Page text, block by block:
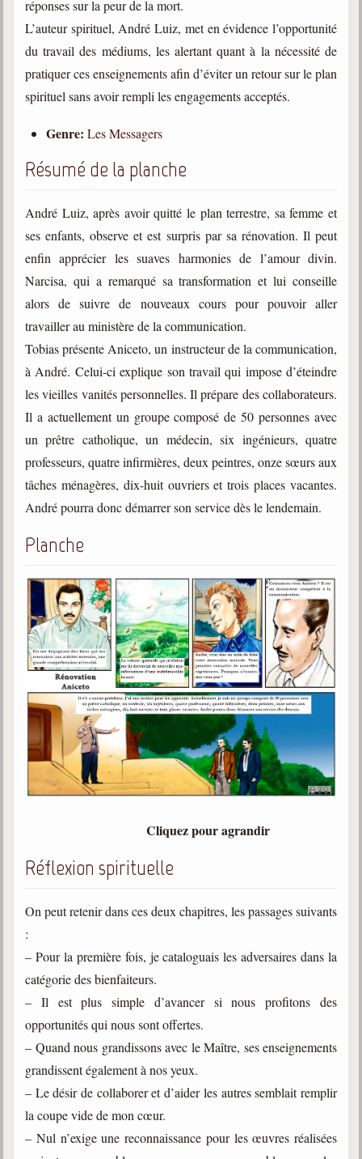
trimestrielles
Sujets du mois
Citations
Maximes
Enregistrements
Enseignement
Cours dispensés au Centre
L'Agora
Posez-nous des questions
Consultez les réponses
Galerie
Photos et vidéoscope
Galerie photos
Vidéoscope
Filmothèque
Les Illustrés
Vidéos courtes de Divaldo
Liens spirites
Centres spirites
Belgique, Lux. et Canada
Fédérations spirites
Médias spirites
réponses sur la peur de la mort.
L’auteur spirituel, André Luiz, met en évidence l’opportunité
du travail des médiums, les alertant quant à la nécessité de
pratiquer ces enseignements afin d’éviter un retour sur le plan
spirituel sans avoir rempli les engagements acceptés.
Genre: Les Messagers
Résumé de la planche
André Luiz, après avoir quitté le plan terrestre, sa femme et
ses enfants, observe et est surpris par sa rénovation. Il peut
enfin apprécier les suaves harmonies de l’amour divin.
Narcisa, qui a remarqué sa transformation et lui conseille
alors de suivre de nouveaux cours pour pouvoir aller
travailler au ministère de la communication.
Tobias présente Aniceto, un instructeur de la communication,
à André. Celui-ci explique son travail qui impose d’éteindre
les vieilles vanités personnelles. Il prépare des collaborateurs.
Il a actuellement un groupe composé de 50 personnes avec
un prêtre catholique, un médecin, six ingénieurs, quatre
professeurs, quatre infirmières, deux peintres, onze sœurs aux
tâches ménagères, dix-huit ouvriers et trois places vacantes.
André pourra donc démarrer son service dès le lendemain.
Planche
Cliquez pour agrandir
Réflexion spirituelle
On peut retenir dans ces deux chapitres, les passages suivants
:
– Pour la première fois, je cataloguais les adversaires dans la
catégorie des bienfaiteurs.
– Il est plus simple d’avancer si nous profitons des
opportunités qui nous sont offertes.
– Quand nous grandissons avec le Maître, ses enseignements
grandissent également à nos yeux.
– Le désir de collaborer et d’aider les autres semblait remplir
la coupe vide de mon cœur.
– Nul n’exige une reconnaissance pour les œuvres réalisées